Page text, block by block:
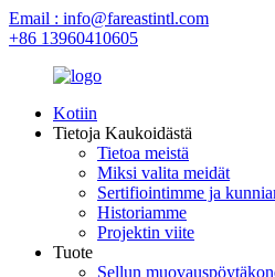
Email : info@fareastintl.com
+86 13960410605
Kotiin
Tietoja Kaukoidästä
Tietoa meistä
Miksi valita meidät
Sertifiointimme ja
Historiamme
Projektin viite
Tuote
Sellun